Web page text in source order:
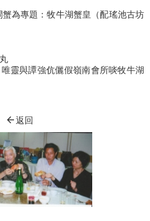
為專題：牧牛湖蟹皇（配瑤池古坊
靈與譚強伉儷假嶺南會所啖牧牛湖
arrow_back返回